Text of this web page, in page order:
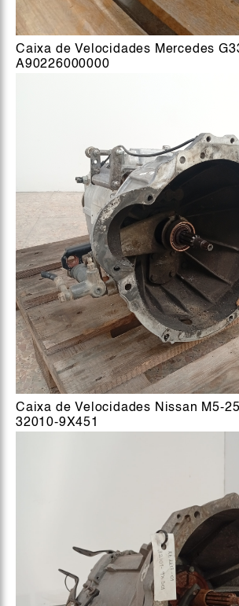
Caixa de Velocidades Mercedes
A90226000000
Caixa de Velocidades Nissan M5-
32010-9X451